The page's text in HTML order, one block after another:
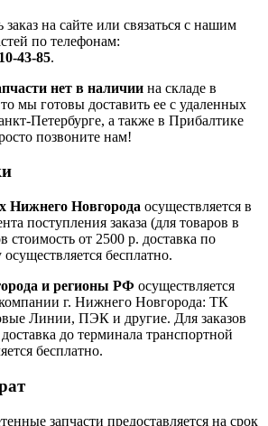
на сайте или связаться с нашим
по телефонам:
43-85.
нет в наличии на складе в
мы готовы доставить ее с удаленных
Петербурге, а также в Прибалтике
позвоните нам!
Нижнего Новгорода осуществляется в
поступления заказа (для товаров в
стоимость от 2500 р. доставка по
бесплатно.
и регионы РФ осуществляется
г. Нижнего Новгорода: ТК
Линии, ПЭК и другие. Для заказов
до терминала транспортной
бесплатно.
запчасти предоставляется на срок